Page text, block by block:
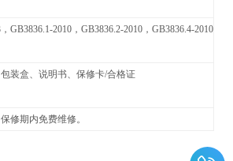
，GB3836.1-2010，GB3836.2-2010，GB3836.4-2010
装盒、说明书、保修卡/合格证
修期内免费维修。